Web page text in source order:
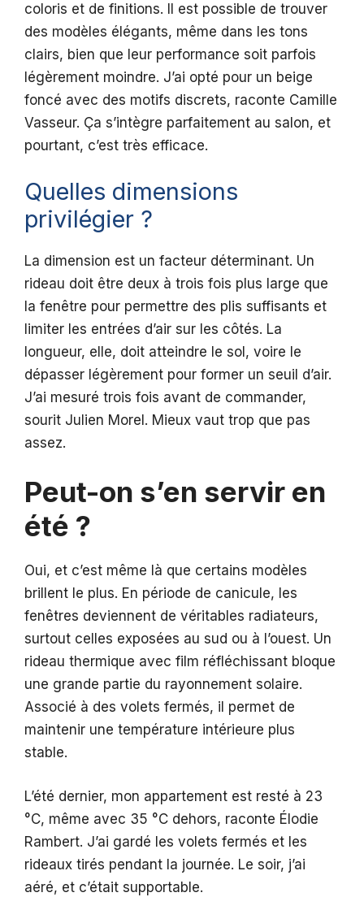
coloris et de finitions. Il est possible de trouver
des modèles élégants, même dans les tons
clairs, bien que leur performance soit parfois
légèrement moindre. J’ai opté pour un beige
foncé avec des motifs discrets, raconte Camille
Vasseur. Ça s’intègre parfaitement au salon, et
pourtant, c’est très efficace.
Quelles dimensions
privilégier ?
La dimension est un facteur déterminant. Un
rideau doit être deux à trois fois plus large que
la fenêtre pour permettre des plis suffisants et
limiter les entrées d’air sur les côtés. La
longueur, elle, doit atteindre le sol, voire le
dépasser légèrement pour former un seuil d’air.
J’ai mesuré trois fois avant de commander,
sourit Julien Morel. Mieux vaut trop que pas
assez.
Peut-on s’en servir en
été ?
Oui, et c’est même là que certains modèles
brillent le plus. En période de canicule, les
fenêtres deviennent de véritables radiateurs,
surtout celles exposées au sud ou à l’ouest. Un
rideau thermique avec film réfléchissant bloque
une grande partie du rayonnement solaire.
Associé à des volets fermés, il permet de
maintenir une température intérieure plus
stable.
L’été dernier, mon appartement est resté à 23
°C, même avec 35 °C dehors, raconte Élodie
Rambert. J’ai gardé les volets fermés et les
rideaux tirés pendant la journée. Le soir, j’ai
aéré, et c’était supportable.